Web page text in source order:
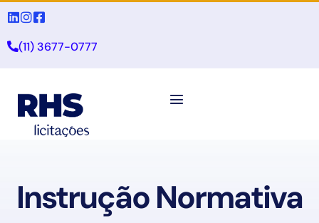
(11) 3677-0777
Instrução Normativa